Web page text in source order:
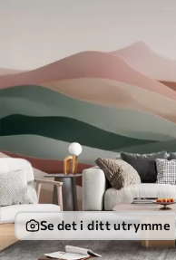
Se det i ditt utrymme